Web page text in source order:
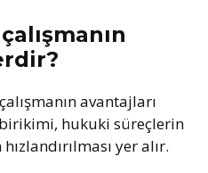
avantajları
hukuki süreçlerin
yer alır.